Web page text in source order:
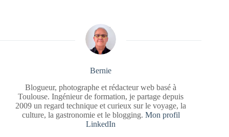
Bernie
Blogueur, photographe et rédacteur web basé à
Toulouse. Ingénieur de formation, je partage depuis
2009 un regard technique et curieux sur le voyage, la
culture, la gastronomie et le blogging. Mon profil
LinkedIn